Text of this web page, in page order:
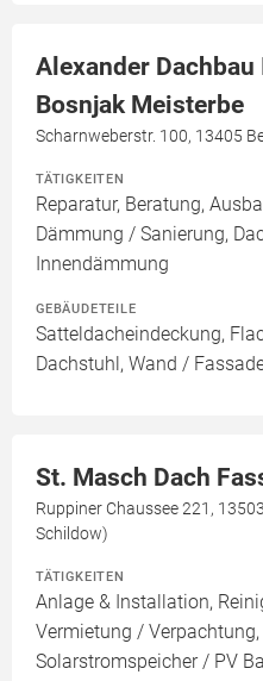
Alexander
Bosnjak Meisterbe
Scharnweberstr. 100, 13405
TÄTIGKEITEN
Reparatur, Beratung,
Dämmung / Sanierung,
Innendämmung
GEBÄUDETEILE
Satteldacheindeckung,
Dachstuhl, Wand /
St. Masch Dach
Ruppiner Chaussee 221,
Schildow)
TÄTIGKEITEN
Anlage & Installation,
Vermietung /
Solarstromspeicher / PV